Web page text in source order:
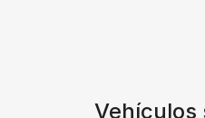
Vehículos